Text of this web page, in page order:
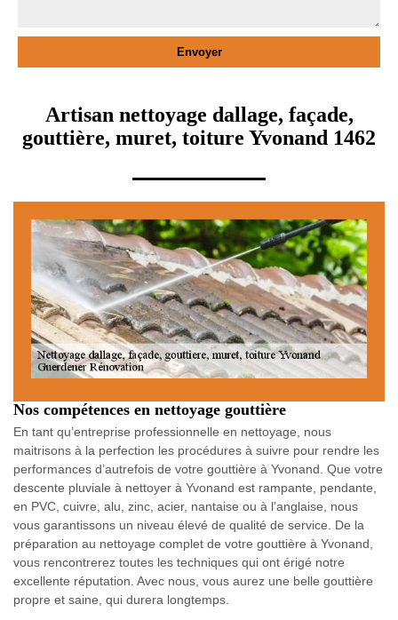
Artisan nettoyage dallage, façade,
gouttière, muret, toiture Yvonand 1462
Nos compétences en nettoyage gouttière
En tant qu’entreprise professionnelle en nettoyage, nous
maitrisons à la perfection les procédures à suivre pour rendre les
performances d’autrefois de votre gouttière à Yvonand. Que votre
descente pluviale à nettoyer à Yvonand est rampante, pendante,
en PVC, cuivre, alu, zinc, acier, nantaise ou à l’anglaise, nous
vous garantissons un niveau élevé de qualité de service. De la
préparation au nettoyage complet de votre gouttière à Yvonand,
vous rencontrerez toutes les techniques qui ont érigé notre
excellente réputation. Avec nous, vous aurez une belle gouttière
propre et saine, qui durera longtemps.